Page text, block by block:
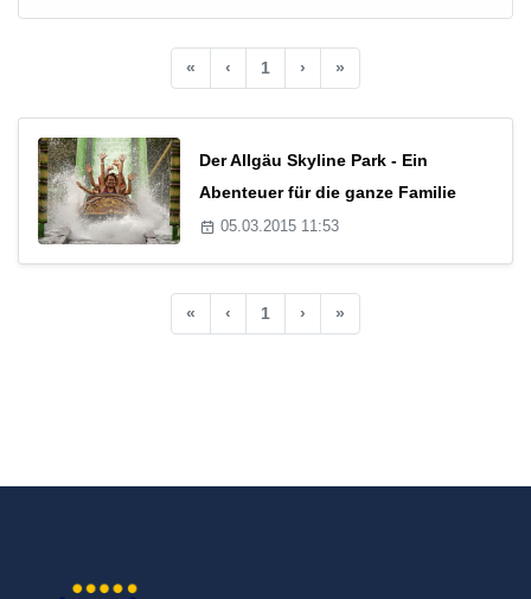
« ‹ 1 › »
Der Allgäu Skyline Park - Ein
Abenteuer für die ganze Familie
05.03.2015 11:53
« ‹ 1 › »